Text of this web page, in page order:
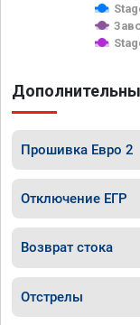
Прошивка Евро 2
Отключение ЕГР
Возврат стока
Отстрелы